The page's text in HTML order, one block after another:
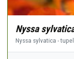
Nyssa
Nyssa sylvatica -